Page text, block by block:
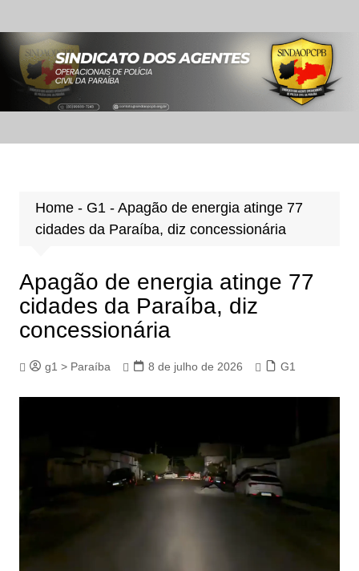
para
conteúdo
Home- G1 - Apagão de energia atinge 77
cidades da Paraíba, diz concessionária
Apagão de energia atinge 77
cidades da Paraíba, diz
concessionária
g1 > Paraíba 8 de julho de 2026 G1